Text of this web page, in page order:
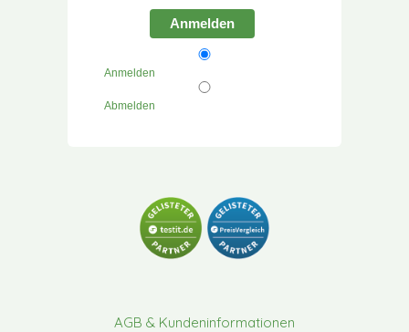
Anmelden
Anmelden
Abmelden
AGB & Kundeninformationen